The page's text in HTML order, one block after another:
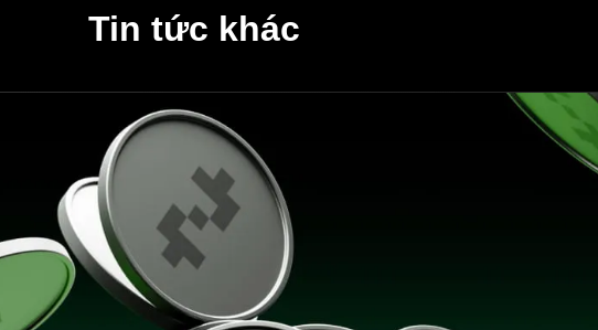
Tin tức khác